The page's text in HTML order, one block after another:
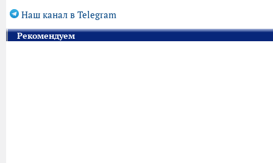
Наш канал в Telegram
Рекомендуем